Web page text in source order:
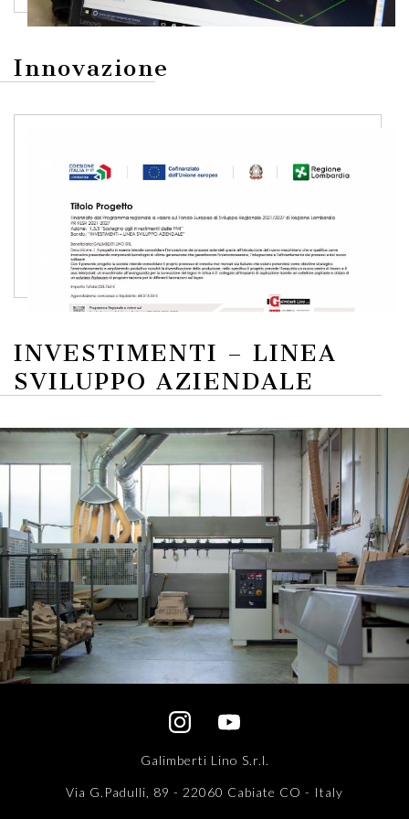
Innovazione
INVESTIMENTI – LINEA
SVILUPPO AZIENDALE
Galimberti Lino S.r.l.
Via G.Padulli, 89 - 22060 Cabiate CO - Italy